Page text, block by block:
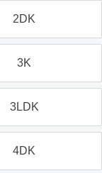
2DK
3K
3LDK
4DK